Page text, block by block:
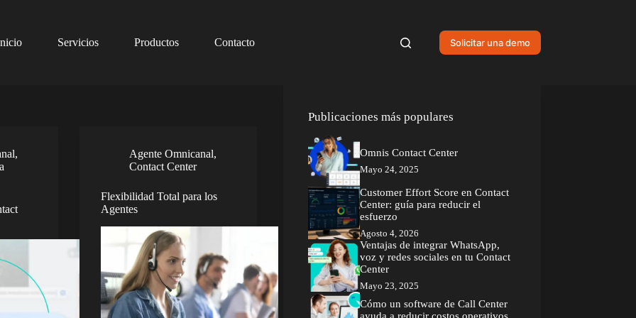
Servicios Productos Contacto Solicitar una demo
,
Agente Omnicanal,
Contact Center
Flexibilidad Total para los
Agentes
Publicaciones más populares
Omnis Contact Center
Mayo 24, 2025
Customer Effort Score en Contact
Center: guía para reducir el
esfuerzo
Agosto 4, 2026
Ventajas de integrar WhatsApp,
voz y redes sociales en tu Contact
Center
Mayo 23, 2025
Cómo un software de Call Center
ayuda a reducir costos operativos